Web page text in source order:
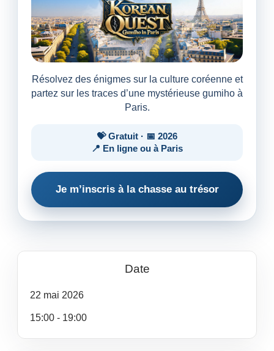
Résolvez des énigmes sur la culture coréenne et
partez sur les traces d’une mystérieuse gumiho à
Paris.
💝 Gratuit · 📅 2026
📍 En ligne ou à Paris
Je m’inscris à la chasse au trésor
Date
22 mai 2026
15:00 - 19:00